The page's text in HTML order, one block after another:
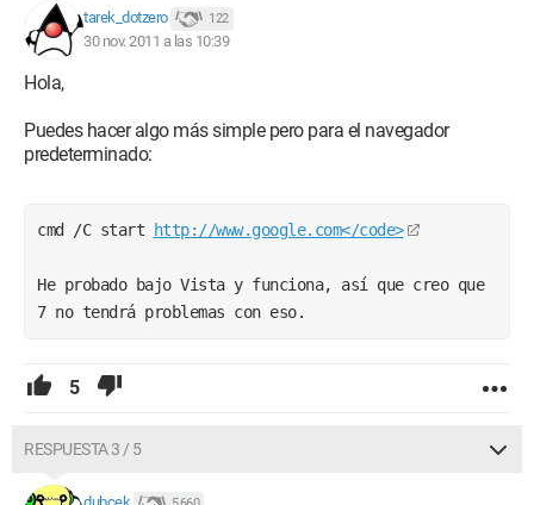
tarek_dotzero 122
30 nov. 2011 a las 10:39
Hola,
Puedes hacer algo más simple pero para el navegador
predeterminado:
cmd /C start http://www.google.com</code>
He probado bajo Vista y funciona, así que creo que
7 no tendrá problemas con eso.
5
RESPUESTA 3 / 5